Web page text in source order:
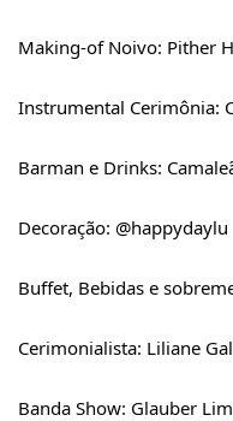
Making-of Noivo: Pither
Instrumental Cerimônia:
Barman e Drinks:
Decoração: @happydaylu
Buffet, Bebidas e
Cerimonialista: Liliane
Banda Show: Glauber